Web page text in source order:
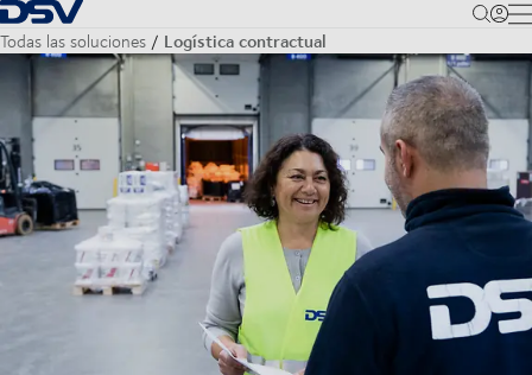
Volver a la página principal
Todas las soluciones Logística contractual